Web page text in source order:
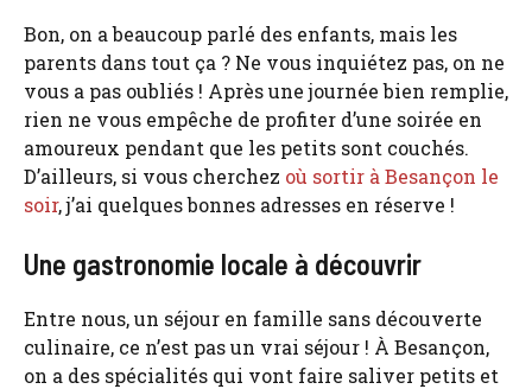
Bon, on a beaucoup parlé des enfants, mais les
parents dans tout ça ? Ne vous inquiétez pas, on ne
vous a pas oubliés ! Après une journée bien remplie,
rien ne vous empêche de profiter d’une soirée en
amoureux pendant que les petits sont couchés.
D’ailleurs, si vous cherchez où sortir à Besançon le
soir, j’ai quelques bonnes adresses en réserve !
Une gastronomie locale à découvrir
Entre nous, un séjour en famille sans découverte
culinaire, ce n’est pas un vrai séjour ! À Besançon,
on a des spécialités qui vont faire saliver petits et